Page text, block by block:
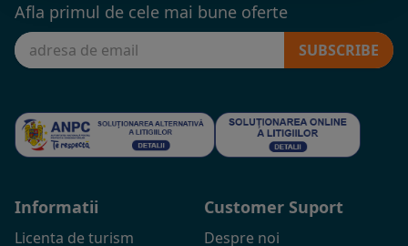
Afla primul de cele mai bune oferte
SUBSCRIBE
Informatii
Licenta de turism
Customer Suport
Despre noi